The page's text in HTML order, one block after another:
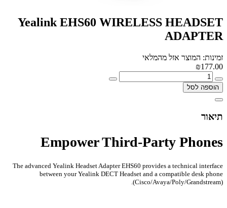
Yealink EHS60 WIRELESS HEADSET
ADAPTER
זמינות: המוצר אזל מהמלאי
₪177.00
הוספה לסל
תיאור
Empower Third-Party Phones
The advanced Yealink Headset Adapter EHS60 provides a technical interface
between your Yealink DECT Headset and a compatible desk phone
(Cisco/Avaya/Poly/Grandstream).